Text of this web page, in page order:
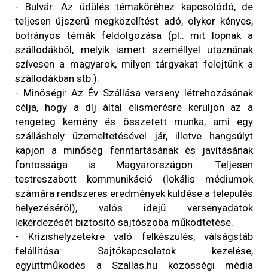
- Bulvár: Az üdülés témaköréhez kapcsolódó, de
teljesen újszerű megközelítést adó, olykor kényes,
botrányos témák feldolgozása (pl.: mit lopnak a
szállodákból, melyik ismert személlyel utaznának
szívesen a magyarok, milyen tárgyakat felejtünk a
szállodákban stb.).
- Minőségi: Az Év Szállása verseny létrehozásának
célja, hogy a díj által elismerésre kerüljön az a
rengeteg kemény és összetett munka, ami egy
szálláshely üzemeltetésével jár, illetve hangsúlyt
kapjon a minőség fenntartásának és javításának
fontossága is Magyarországon. Teljesen
testreszabott kommunikáció (lokális médiumok
számára rendszeres eredmények küldése a település
helyezéséről), valós idejű versenyadatok
lekérdezését biztosító sajtószoba működtetése.
- Krízishelyzetekre való felkészülés, válságstáb
felállítása: Sajtókapcsolatok kezelése,
együttműködés a Szallas.hu közösségi média